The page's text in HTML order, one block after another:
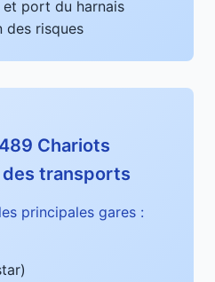
et port du harnais
des risques
Chariots
transports
principales gares :